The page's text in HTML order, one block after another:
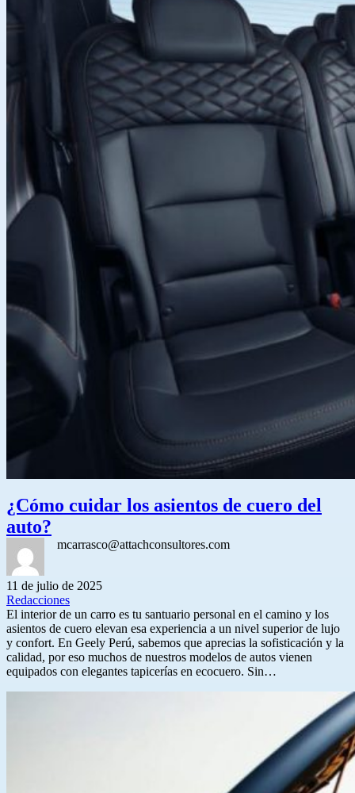
¿Cómo cuidar los asientos de cuero del
auto?
mcarrasco@attachconsultores.com
11 de julio de 2025
Redacciones
El interior de un carro es tu santuario personal en el camino y los
asientos de cuero elevan esa experiencia a un nivel superior de lujo
y confort. En Geely Perú, sabemos que aprecias la sofisticación y la
calidad, por eso muchos de nuestros modelos de autos vienen
equipados con elegantes tapicerías en ecocuero. Sin…